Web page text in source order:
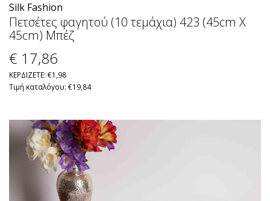
Silk Fashion
Πετσέτες φαγητού (10 τεμάχια) 423 (45cm X
45cm) Μπέζ
€ 17,86
ΚΕΡΔΙΖΕΤΕ: €1,98
Τιμή καταλόγου: €19,84